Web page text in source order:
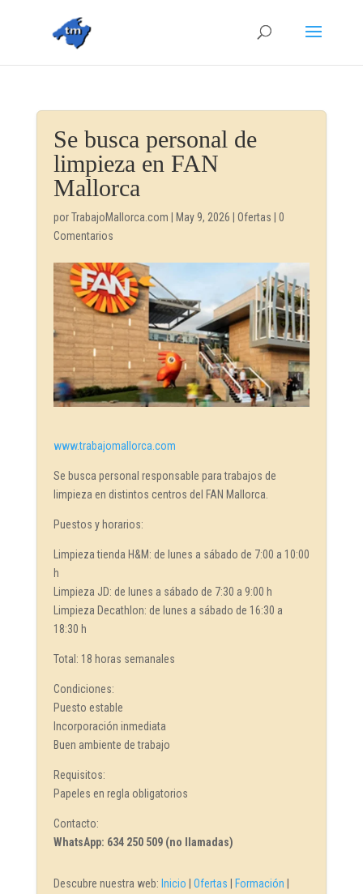
Se busca personal de
limpieza en FAN
Mallorca
porTrabajoMallorca.com May 9, 2026 Ofertas
0
Comentarios
www.trabajomallorca.com
Se busca personal responsable para trabajos de
limpieza en distintos centros del FAN Mallorca.
Puestos y horarios:
Limpieza tienda H&M: de lunes a sábado de 7:00 a 10:00
h
Limpieza JD: de lunes a sábado de 7:30 a 9:00 h
Limpieza Decathlon: de lunes a sábado de 16:30 a
18:30 h
Total: 18 horas semanales
Condiciones:
Puesto estable
Incorporación inmediata
Buen ambiente de trabajo
Requisitos:
Papeles en regla obligatorios
Contacto:
WhatsApp: 634 250 509 (no llamadas)
Descubre nuestra web: Inicio Ofertas Formación